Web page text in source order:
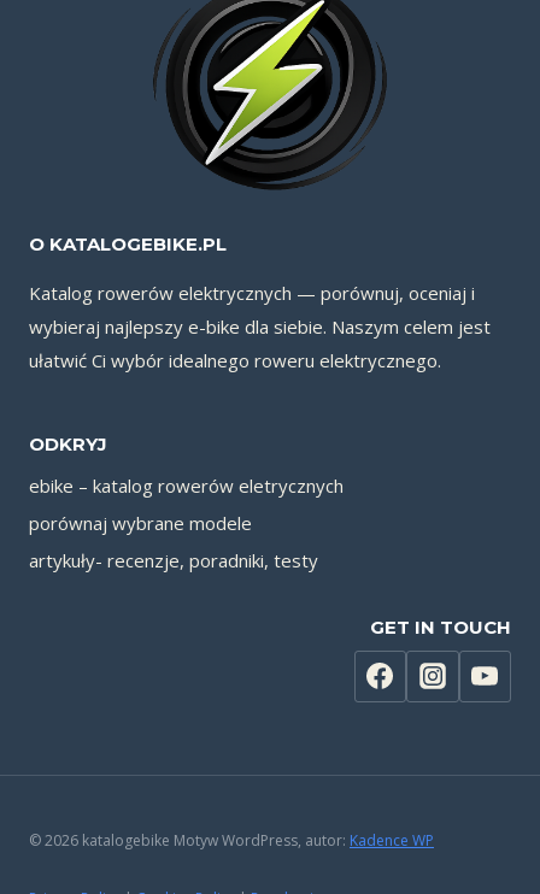
O KATALOGEBIKE.PL
Katalog rowerów elektrycznych — porównuj, oceniaj i
wybieraj najlepszy e-bike dla siebie. Naszym celem jest
ułatwić Ci wybór idealnego roweru elektrycznego.
ODKRYJ
ebike – katalog rowerów eletrycznych
porównaj wybrane modele
artykuły- recenzje, poradniki, testy
GET IN TOUCH
© 2026 katalogebike Motyw WordPress, autor: Kadence WP